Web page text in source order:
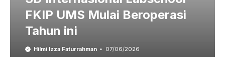
FKIP UMS Mulai Beroperasi
Tahun ini
Hilmi Izza Faturrahman 07/06/2026